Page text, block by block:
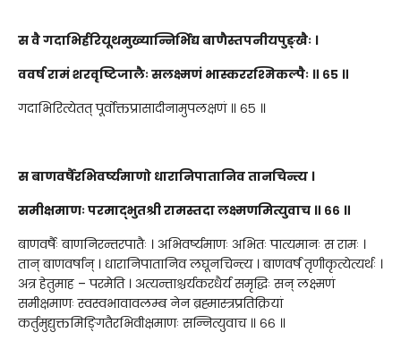
स वै गदाभिर्हरियूथमुख्यान्निर्भिद्य बाणैस्तपनीयपुङ्खैः ।
ववर्ष रामं शरवृष्टिजालैः सलक्ष्मणं भास्कररश्मिकल्पैः ॥ ६५ ॥
गदाभिरित्येतत् पूर्वोक्तप्रासादीनामुपलक्षणं ॥ ६५ ॥
स बाणवर्षैरभिवर्ष्यमाणो धारानिपातानिव तानचिन्त्य ।
समीक्षमाणः परमाद्भुतश्री रामस्तदा लक्ष्मणमित्युवाच ॥ ६६ ॥
बाणवर्षैः बाणनिरन्तरपातैः । अभिवर्ष्यमाणः अभितः पात्यमानः स रामः ।
तान् बाणवर्षान् । धारानिपातानिव लघूनचिन्त्य । बाणवर्षं तृणीकृत्येत्यर्थः ।
अत्र हेतुमाह – परमेति । अत्यन्ताश्चर्यकरधैर्य समृद्धिः सन् लक्ष्मणं
समीक्षमाणः स्वस्वभावावलम्ब नेन ब्रह्मास्त्रप्रतिक्रियां
कर्तुमुद्युक्तमिङ्गितैरभिवीक्षमाणः सन्नित्युवाच ॥ ६६ ॥